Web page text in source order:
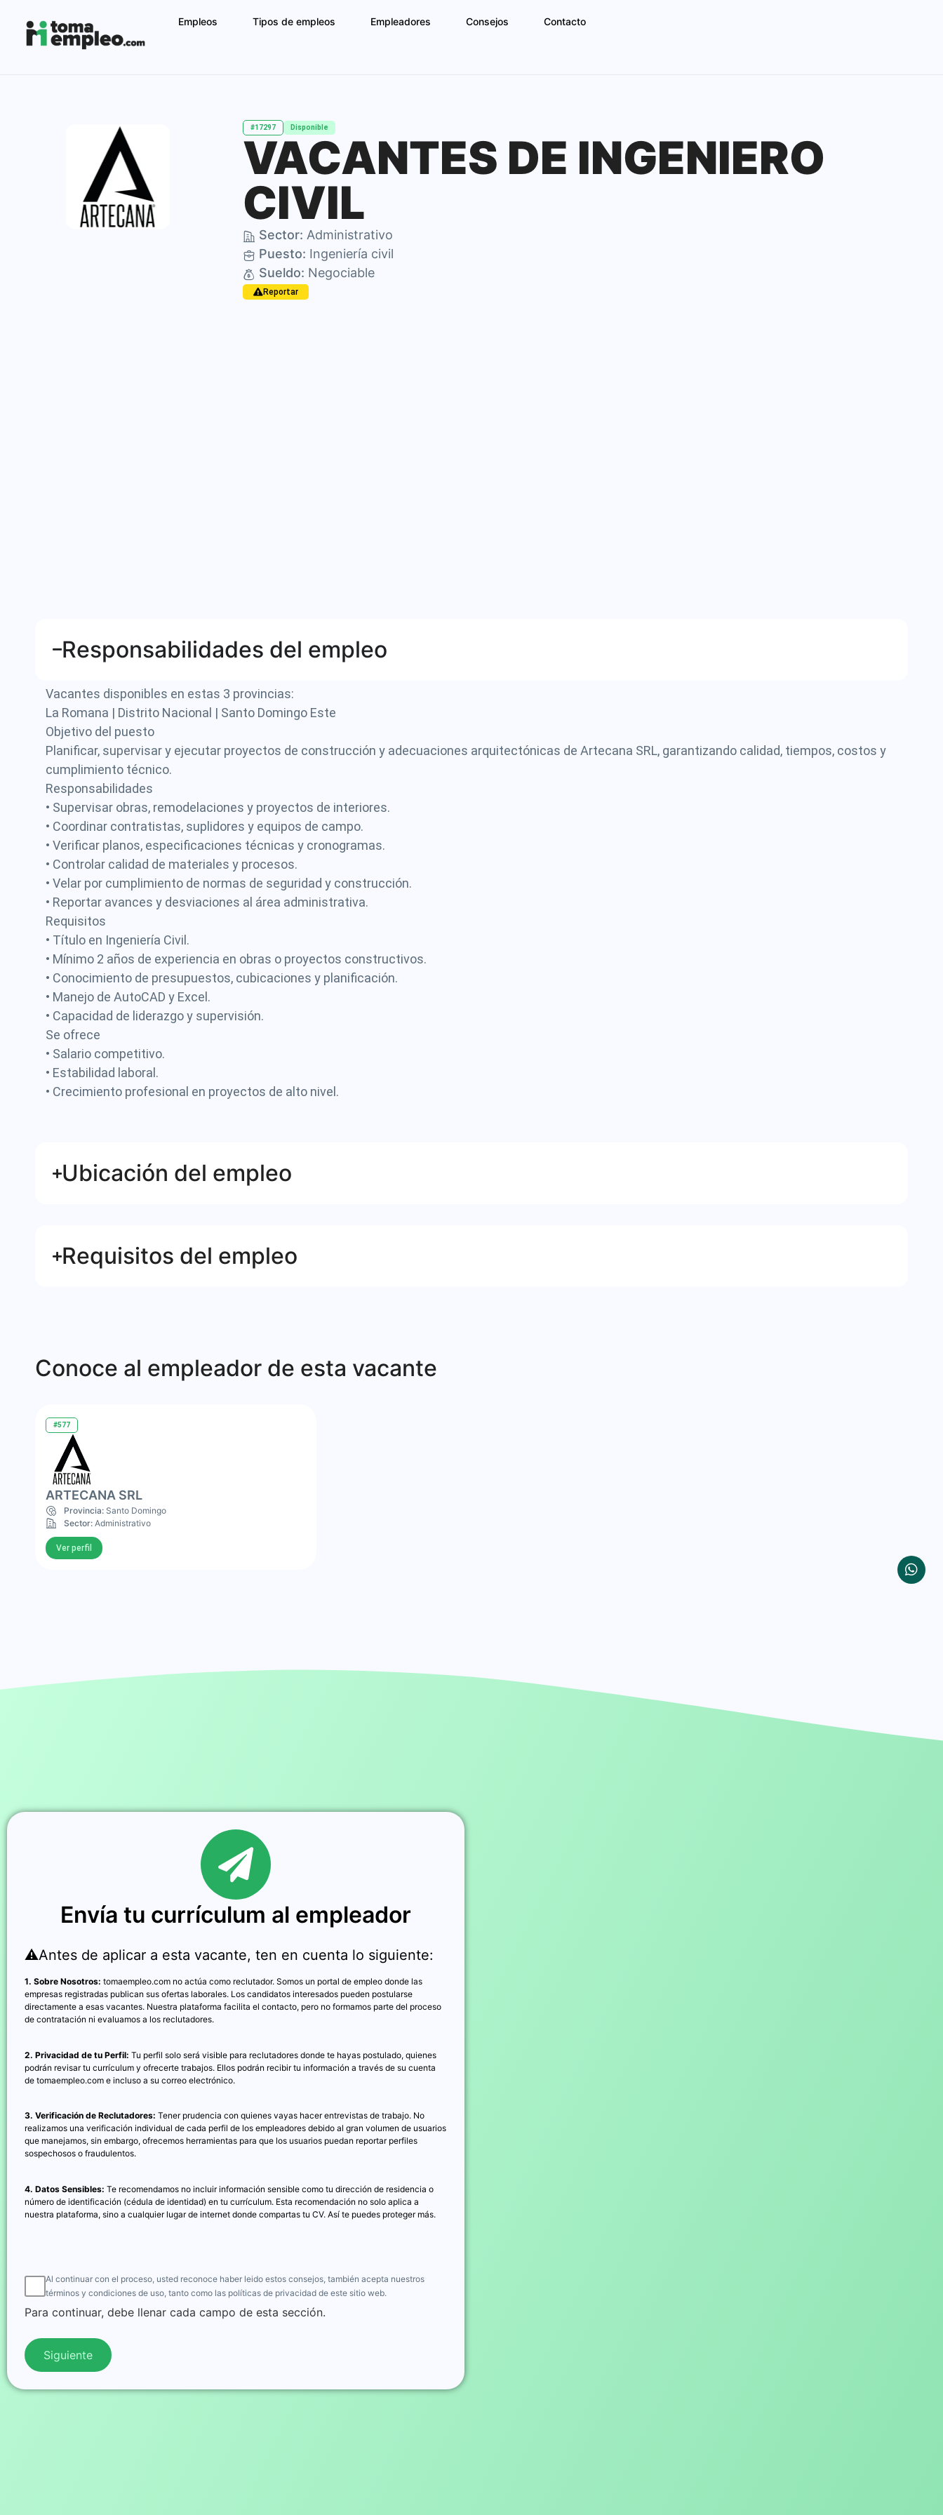
Empleos Tipos de empleos Empleadores Consejos Contacto
#17297 Disponible
VACANTES DE INGENIERO
CIVIL
Sector: Administrativo
Puesto: Ingeniería civil
Sueldo: Negociable
Reportar
Responsabilidades del empleo
Vacantes disponibles en estas 3 provincias:
La Romana | Distrito Nacional | Santo Domingo Este
Objetivo del puesto
Planificar, supervisar y ejecutar proyectos de construcción y adecuaciones arquitectónicas de Artecana SRL, garantizando calidad, tiempos, costos y
cumplimiento técnico.
Responsabilidades
• Supervisar obras, remodelaciones y proyectos de interiores.
• Coordinar contratistas, suplidores y equipos de campo.
• Verificar planos, especificaciones técnicas y cronogramas.
• Controlar calidad de materiales y procesos.
• Velar por cumplimiento de normas de seguridad y construcción.
• Reportar avances y desviaciones al área administrativa.
Requisitos
• Título en Ingeniería Civil.
• Mínimo 2 años de experiencia en obras o proyectos constructivos.
• Conocimiento de presupuestos, cubicaciones y planificación.
• Manejo de AutoCAD y Excel.
• Capacidad de liderazgo y supervisión.
Se ofrece
• Salario competitivo.
• Estabilidad laboral.
• Crecimiento profesional en proyectos de alto nivel.
Ubicación del empleo
Requisitos del empleo
Conoce al empleador de esta vacante
#577
ARTECANA SRL
Provincia: Santo Domingo
Sector: Administrativo
Ver perfil
Envía tu currículum al empleador
⚠️Antes de aplicar a esta vacante, ten en cuenta lo siguiente:
1. Sobre Nosotros: tomaempleo.com no actúa como reclutador. Somos un portal de empleo donde las
empresas registradas publican sus ofertas laborales. Los candidatos interesados pueden postularse
directamente a esas vacantes. Nuestra plataforma facilita el contacto, pero no formamos parte del proceso
de contratación ni evaluamos a los reclutadores.
2. Privacidad de tu Perfil: Tu perfil solo será visible para reclutadores donde te hayas postulado, quienes
podrán revisar tu currículum y ofrecerte trabajos. Ellos podrán recibir tu información a través de su cuenta
de tomaempleo.com e incluso a su correo electrónico.
3. Verificación de Reclutadores: Tener prudencia con quienes vayas hacer entrevistas de trabajo. No
realizamos una verificación individual de cada perfil de los empleadores debido al gran volumen de usuarios
que manejamos, sin embargo, ofrecemos herramientas para que los usuarios puedan reportar perfiles
sospechosos o fraudulentos.
4. Datos Sensibles: Te recomendamos no incluir información sensible como tu dirección de residencia o
número de identificación (cédula de identidad) en tu currículum. Esta recomendación no solo aplica a
nuestra plataforma, sino a cualquier lugar de internet donde compartas tu CV. Así te puedes proteger más.
Al continuar con el proceso, usted reconoce haber leido estos consejos, también acepta nuestros
términos y condiciones de uso, tanto como las políticas de privacidad de este sitio web.
Para continuar, debe llenar cada campo de esta sección.
Siguiente